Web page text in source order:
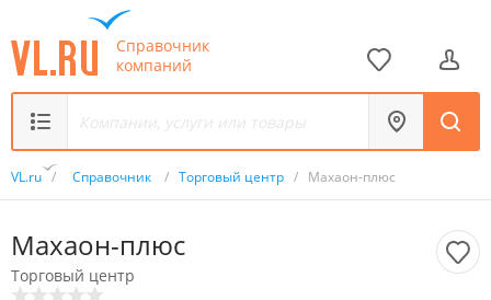
Справочник
компаний
VL.ru / Справочник / Торговый центр / Махаон-плюс
Махаон-плюс
Торговый центр